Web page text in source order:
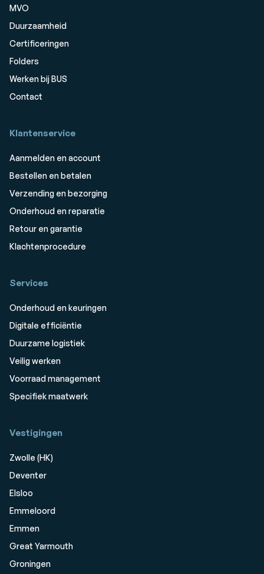
MVO
Duurzaamheid
Certificeringen
Folders
Werken bij BUS
Contact
Klantenservice
Aanmelden en account
Bestellen en betalen
Verzending en bezorging
Onderhoud en reparatie
Retour en garantie
Klachtenprocedure
Services
Onderhoud en keuringen
Digitale efficiëntie
Duurzame logistiek
Veilig werken
Voorraad management
Specifiek maatwerk
Vestigingen
Zwolle (HK)
Deventer
Elsloo
Emmeloord
Emmen
Great Yarmouth
Groningen